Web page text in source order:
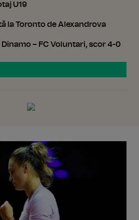
U19
la Toronto de Alexandrova
– FC Voluntari, scor 4-0